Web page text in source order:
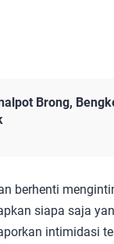
Brong,
berhenti
siapa saja
intimidasi